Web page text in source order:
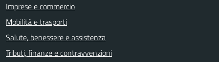
Imprese e commercio
Mobilità e trasporti
Salute, benessere e assistenza
Tributi, finanze e contravvenzioni